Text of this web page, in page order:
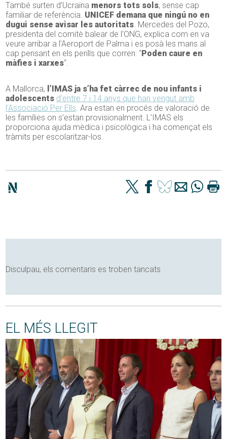
També surten d’Ucraïna menors tots sols, sense cap
familiar de referència. UNICEF demana que ningú no en
dugui sense avisar les autoritats. Mercedes del Pozo,
presidenta del comitè balear de l’ONG, explica com en va
veure arribar a l’Aeroport de Palma i es posà les mans al
cap pensant en els perills que corren: “Poden caure en
màfies i xarxes“.
A Mallorca, l’IMAS ja s’ha fet càrrec de nou infants i
adolescents d’entre 7 i 14 anys que han vengut amb
l’Associació Per Ells. Ara estan en procés de valoració de
les famílies on s’estan provisionalment. L’IMAS els
proporciona ajuda mèdica i psicològica i ha començat els
tràmits per escolaritzar-los.
Disculpau, els comentaris es troben tancats
EL MÉS LLEGIT